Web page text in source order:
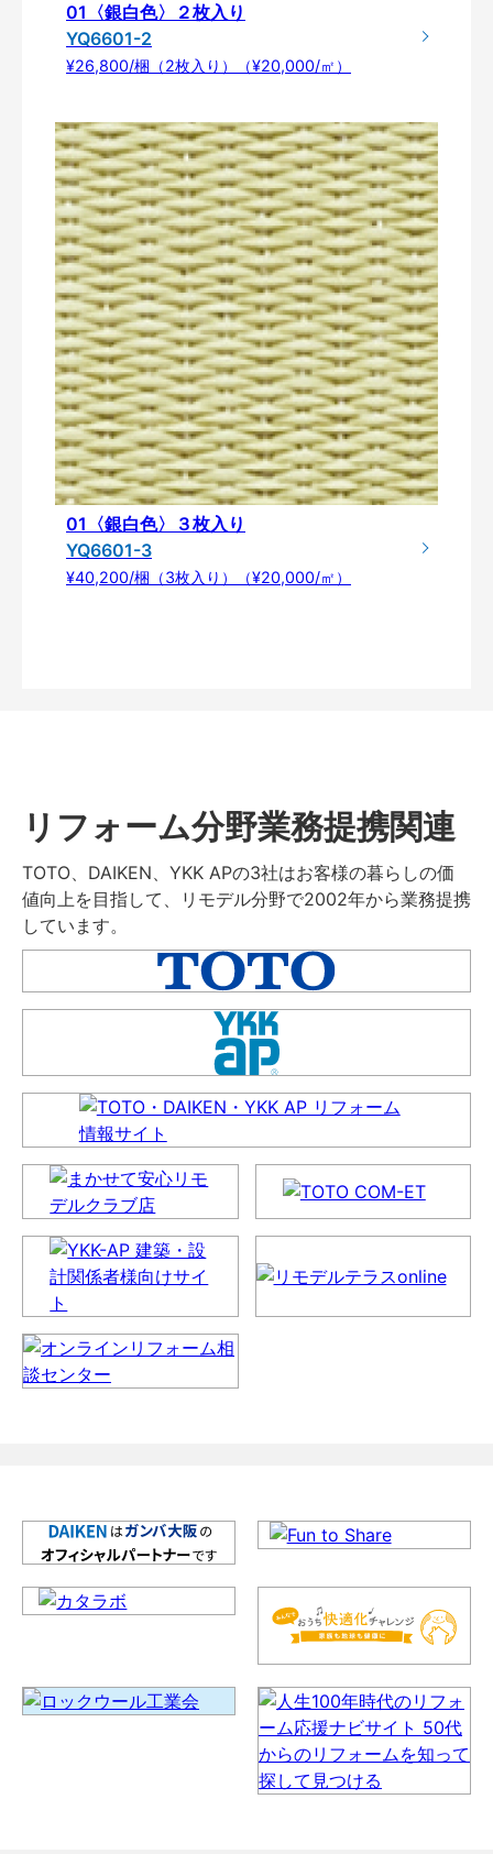
01〈銀白色〉２枚入り
YQ6601-2
¥26,800/梱（2枚入り）（¥20,000/㎡）
01〈銀白色〉３枚入り
YQ6601-3
¥40,200/梱（3枚入り）（¥20,000/㎡）
リフォーム分野業務提携関連
TOTO、DAIKEN、YKK APの3社はお客様の暮らしの価
値向上を目指して、リモデル分野で2002年から業務提携
しています。